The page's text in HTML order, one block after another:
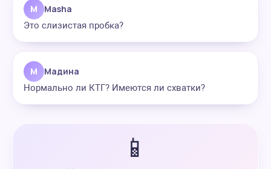
M Masha
Это слизистая пробка?
М Мадина
Нормально ли КТГ? Имеются ли схватки?
📱